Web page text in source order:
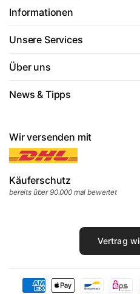
Informationen
Unsere Services
Über uns
News & Tipps
Wir versenden mit
Käuferschutz
bereits über 90.000 mal bewertet
Vertrag